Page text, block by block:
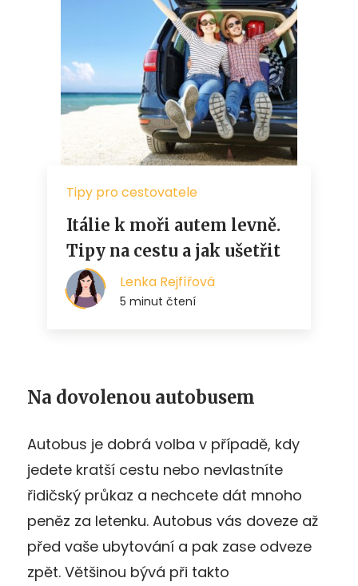
Na dovolenou autobusem
Autobus je dobrá volba v případě, kdy
jedete kratší cestu nebo nevlastníte
řidičský průkaz a nechcete dát mnoho
peněz za letenku. Autobus vás doveze až
před vaše ubytování a pak zase odveze
zpět. Většinou bývá při takto